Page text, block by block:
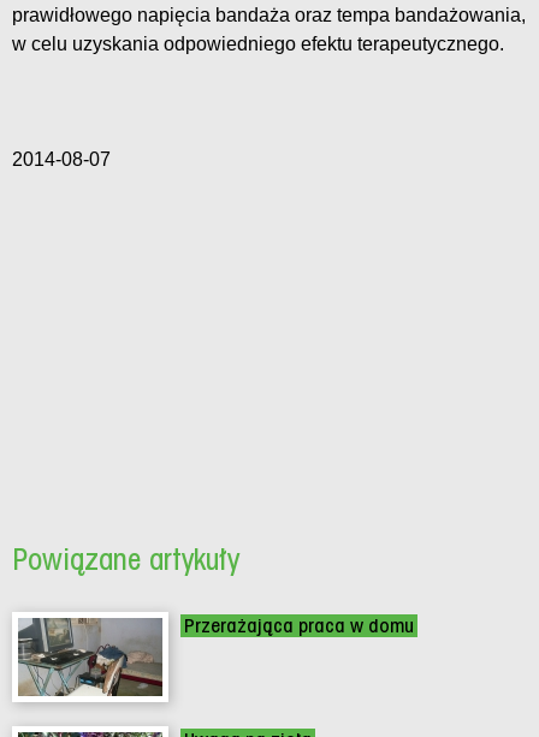
prawidłowego napięcia bandaża oraz tempa bandażowania,
w celu uzyskania odpowiedniego efektu terapeutycznego.
2014-08-07
Powiązane artykuły
Przerażająca praca w domu